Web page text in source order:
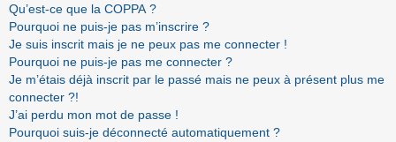
Qu’est-ce que la COPPA ?
Pourquoi ne puis-je pas m’inscrire ?
Je suis inscrit mais je ne peux pas me connecter !
Pourquoi ne puis-je pas me connecter ?
Je m’étais déjà inscrit par le passé mais ne peux à présent plus me
connecter ?!
J’ai perdu mon mot de passe !
Pourquoi suis-je déconnecté automatiquement ?